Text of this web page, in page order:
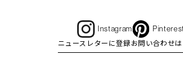
Instagram
ニュースレターに登録お問い合わせ